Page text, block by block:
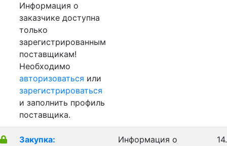
Информация о
заказчике доступна
только
зарегистрированным
поставщикам!
Необходимо
авторизоваться или
зарегистрироваться
и заполнить профиль
поставщика.
Закупка:
Информация о